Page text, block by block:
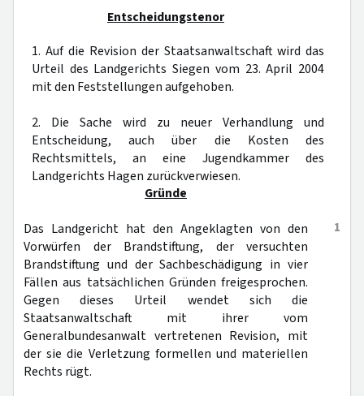
Entscheidungstenor
1. Auf die Revision der Staatsanwaltschaft wird das
Urteil des Landgerichts Siegen vom 23. April 2004
mit den Feststellungen aufgehoben.
2. Die Sache wird zu neuer Verhandlung und
Entscheidung, auch über die Kosten des
Rechtsmittels, an eine Jugendkammer des
Landgerichts Hagen zurückverwiesen.
Gründe
1
Das Landgericht hat den Angeklagten von den
Vorwürfen der Brandstiftung, der versuchten
Brandstiftung und der Sachbeschädigung in vier
Fällen aus tatsächlichen Gründen freigesprochen.
Gegen dieses Urteil wendet sich die
Staatsanwaltschaft mit ihrer vom
Generalbundesanwalt vertretenen Revision, mit
der sie die Verletzung formellen und materiellen
Rechts rügt.